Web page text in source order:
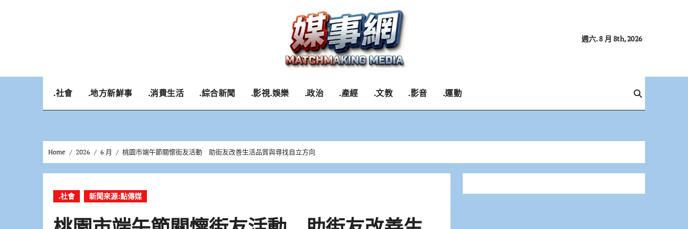
週六. 8 月 8th, 2026
.社會 .地方新鮮事 .消費生活 .綜合新聞 .影視.娛樂 .政治 .產經 .文教 .影音 .運動
Home 2026 6 月 桃園市端午節關懷街友活動 助街友改善生活品質與尋找自立方向
.社會 新聞來源:點傳媒